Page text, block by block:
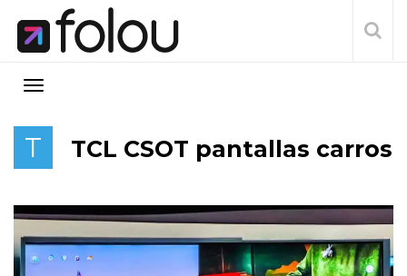
T TCL CSOT pantallas carros